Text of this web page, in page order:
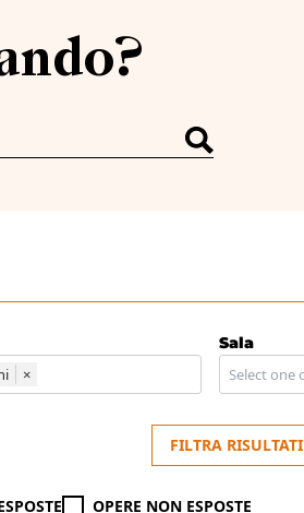
×
Sala
FILTRA RISULTATI
OPERE NON ESPOSTE